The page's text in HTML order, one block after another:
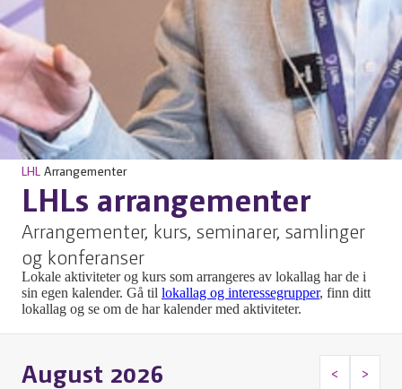
LHL Arrangementer
LHLs arrangementer
Arrangementer, kurs, seminarer, samlinger
og konferanser
Lokale aktiviteter og kurs som arrangeres av lokallag har de i
sin egen kalender. Gå til lokallag og interessegrupper, finn ditt
lokallag og se om de har kalender med aktiviteter.
August 2026 < >